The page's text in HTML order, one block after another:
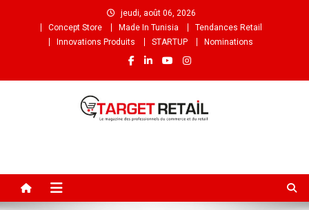
jeudi, août 06, 2026
Concept Store
Made In Tunisia
Tendances Retail
Innovations Produits
STARTUP Nominations